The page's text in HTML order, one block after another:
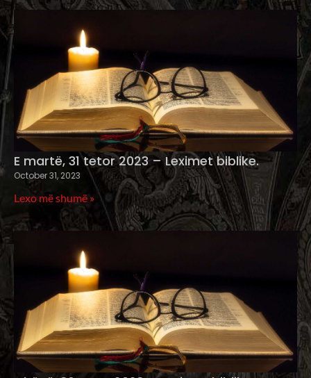
E martë, 31 tetor 2023 – Leximet biblike.
October 31, 2023
Lexo më shumë »